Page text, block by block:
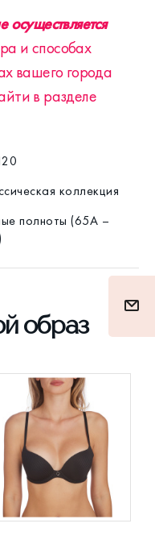
и способах
вашего города
в разделе
коллекция
полноты (65А –
образ